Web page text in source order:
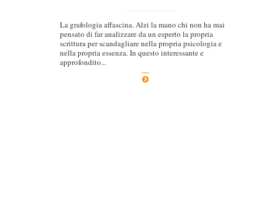
La grafologia affascina. Alzi la mano chi non ha mai
pensato di far analizzare da un esperto la propria
scrittura per scandagliare nella propria psicologia e
nella propria essenza. In questo interessante e
approfondito...